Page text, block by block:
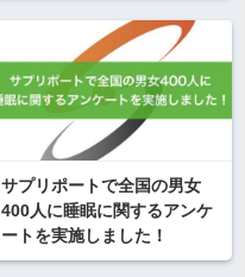
サプリポートで全国の男女
400人に睡眠に関するアンケ
ートを実施しました！